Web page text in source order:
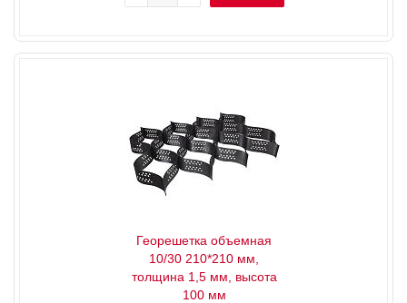
Георешетка объемная
10/30 210*210 мм,
толщина 1,5 мм, высота
100 мм